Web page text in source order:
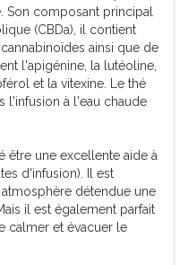
Son composant principal
(CBDa), il contient
ainsi que de
l'apigénine, la lutéoline,
et la vitexine. Le thé
l'infusion à l'eau chaude
être une excellente aide à
d'infusion). Il est
détendue une
il est également parfait
calmer et évacuer le